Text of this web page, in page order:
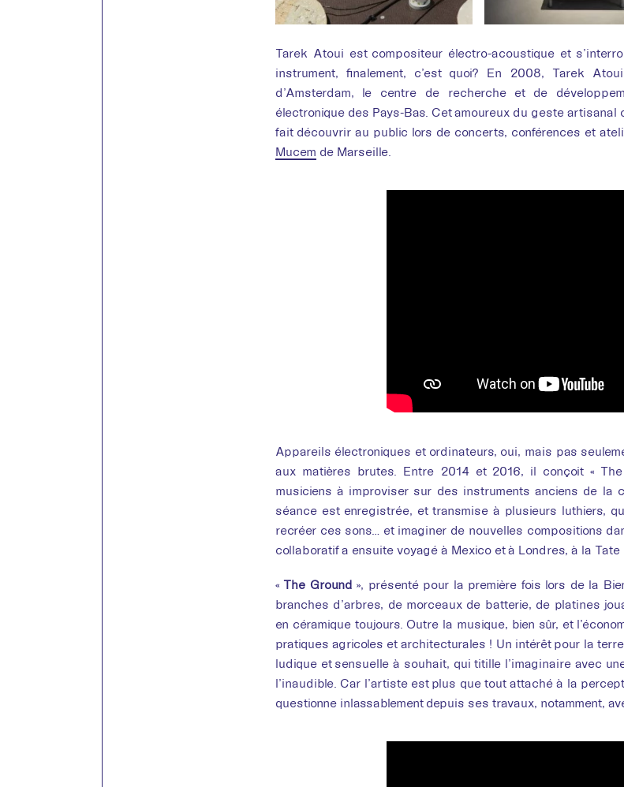
Tarek Atoui est compositeur électro-acoustique et
instrument, finalement, c’est quoi? En 2008, Tarek
d’Amsterdam, le centre de recherche et de
électronique des Pays-Bas. Cet amoureux du geste artisanal
fait découvrir au public lors de concerts, conférences et
Mucem de Marseille.
Appareils électroniques et ordinateurs, oui, mais pas
aux matières brutes. Entre 2014 et 2016, il conçoit «
musiciens à improviser sur des instruments anciens de la
séance est enregistrée, et transmise à plusieurs luthiers,
recréer ces sons… et imaginer de nouvelles compositions
collaboratif a ensuite voyagé à Mexico et à Londres, à la Tate
«The Ground », présenté pour la première fois lors de la
branches d’arbres, de morceaux de batterie, de platines
en céramique toujours. Outre la musique, bien sûr, et
pratiques agricoles et architecturales ! Un intérêt pour la
ludique et sensuelle à souhait, qui titille l’imaginaire avec
l’inaudible. Car l’artiste est plus que tout attaché à la
questionne inlassablement depuis ses travaux, notamment,